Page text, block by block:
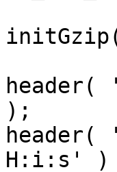
header(
);
H:i:s' )